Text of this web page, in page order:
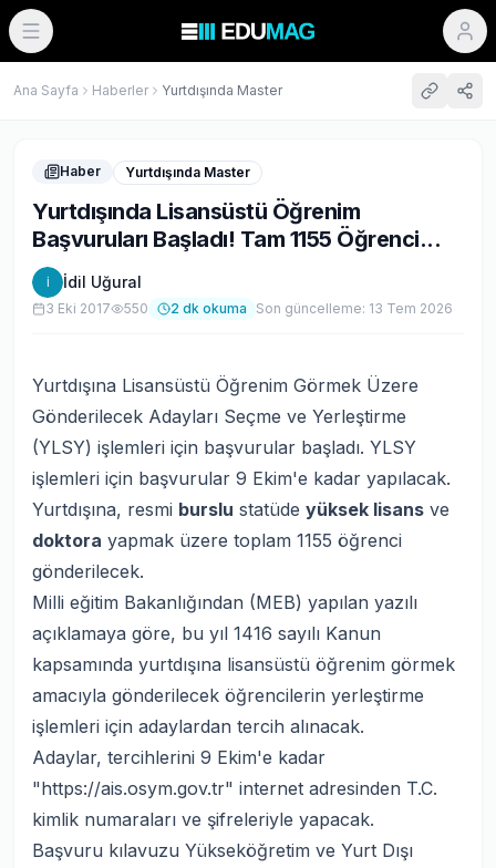
Ana Sayfa Haberler Yurtdışında Master
Haber Yurtdışında Master
Yurtdışında Lisansüstü Öğrenim
Başvuruları Başladı! Tam 1155 Öğrenci...
İ İdil Uğural
3 Eki 2017 550 2 dk okuma Son güncelleme: 13 Tem 2026
Yurtdışına Lisansüstü Öğrenim Görmek Üzere
Gönderilecek Adayları Seçme ve Yerleştirme
(YLSY) işlemleri için başvurular başladı. YLSY
işlemleri için başvurular 9 Ekim'e kadar yapılacak.
Yurtdışına, resmi burslu statüde yüksek lisans ve
doktora yapmak üzere toplam 1155 öğrenci
gönderilecek.
Milli eğitim Bakanlığından (MEB) yapılan yazılı
açıklamaya göre, bu yıl 1416 sayılı Kanun
kapsamında yurtdışına lisansüstü öğrenim görmek
amacıyla gönderilecek öğrencilerin yerleştirme
işlemleri için adaylardan tercih alınacak.
Adaylar, tercihlerini 9 Ekim'e kadar
"https://ais.osym.gov.tr" internet adresinden T.C.
kimlik numaraları ve şifreleriyle yapacak.
Başvuru kılavuzu Yükseköğretim ve Yurt Dışı